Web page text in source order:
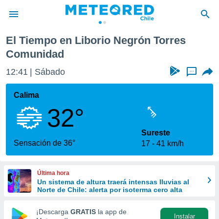
de
para
la
calidad.
a este
forma
digital
El Tiempo en Liborio Negrón Torres
Comunidad
12:41 Sábado ...
Calima
32°
Sensación de 36°
Sureste
17
41 km/h
Última hora
Un sistema de altura traerá intensas lluvias al
Norte de Chile: alerta por isoterma cero alta
¡Descarga GRATIS la app de
Instalar